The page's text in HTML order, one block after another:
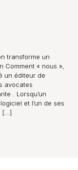
transforme un
« nous »,
un éditeur de
avocates
. Lorsqu’un
et l’un de ses
[…]